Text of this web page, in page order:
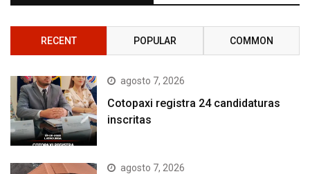
RECENT POPULAR COMMON
agosto 7, 2026
Cotopaxi registra 24 candidaturas
inscritas
agosto 7, 2026